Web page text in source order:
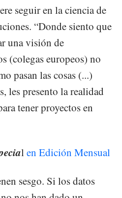
seguir en la ciencia de
“Donde siento que
una visión de
(colegas europeos) no
pasan las cosas (...)
les presento la realidad
tener proyectos en
len Edición Mensual
sesgo. Si los datos